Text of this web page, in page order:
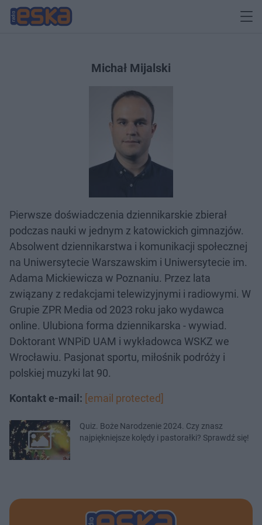
Michał Mijalski
Pierwsze doświadczenia dziennikarskie zbierał
podczas nauki w jednym z katowickich gimnazjów.
Absolwent dziennikarstwa i komunikacji społecznej
na Uniwersytecie Warszawskim i Uniwersytecie im.
Adama Mickiewicza w Poznaniu. Przez lata
związany z redakcjami telewizyjnymi i radiowymi. W
Grupie ZPR Media od 2023 roku jako wydawca
online. Ulubiona forma dziennikarska - wywiad.
Doktorant WNPiD UAM i wykładowca WSKZ we
Wrocławiu. Pasjonat sportu, miłośnik podróży i
polskiej muzyki lat 90.
Kontakt e-mail: [email protected]
Quiz. Boże Narodzenie 2024. Czy znasz
najpiękniejsze kolędy i pastorałki? Sprawdź się!